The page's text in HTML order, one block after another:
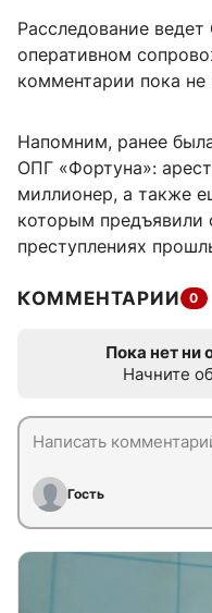
Расследование
оперативном
комментарии пока не
Напомним, ранее
ОПГ «Фортуна»:
миллионер, а также
которым предъявили
преступлениях
КОММЕНТАРИИ 0
Пока нет ни
Начните
Гость